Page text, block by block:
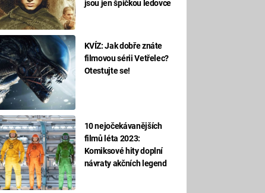
jsou jen špičkou ledovce
KVÍZ: Jak dobře znáte
filmovou sérii Vetřelec?
Otestujte se!
10 nejočekávanějších
filmů léta 2023:
Komiksové hity doplní
návraty akčních legend